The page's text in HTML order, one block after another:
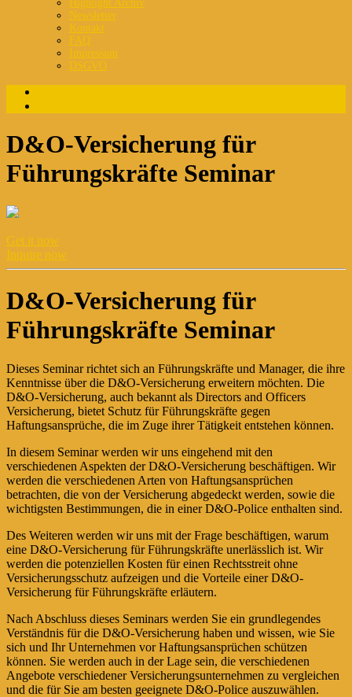
Highlight Archiv
Newsletter
Kontakt
FAQ
Impressum
DSGVO
D&O-Versicherung für
Führungskräfte Seminar
Get it now
Inquire now
D&O-Versicherung für
Führungskräfte Seminar
Dieses Seminar richtet sich an Führungskräfte und Manager, die ihre
Kenntnisse über die D&O-Versicherung erweitern möchten. Die
D&O-Versicherung, auch bekannt als Directors and Officers
Versicherung, bietet Schutz für Führungskräfte gegen
Haftungsansprüche, die im Zuge ihrer Tätigkeit entstehen können.
In diesem Seminar werden wir uns eingehend mit den
verschiedenen Aspekten der D&O-Versicherung beschäftigen. Wir
werden die verschiedenen Arten von Haftungsansprüchen
betrachten, die von der Versicherung abgedeckt werden, sowie die
wichtigsten Bestimmungen, die in einer D&O-Police enthalten sind.
Des Weiteren werden wir uns mit der Frage beschäftigen, warum
eine D&O-Versicherung für Führungskräfte unerlässlich ist. Wir
werden die potenziellen Kosten für einen Rechtsstreit ohne
Versicherungsschutz aufzeigen und die Vorteile einer D&O-
Versicherung für Führungskräfte erläutern.
Nach Abschluss dieses Seminars werden Sie ein grundlegendes
Verständnis für die D&O-Versicherung haben und wissen, wie Sie
sich und Ihr Unternehmen vor Haftungsansprüchen schützen
können. Sie werden auch in der Lage sein, die verschiedenen
Angebote verschiedener Versicherungsunternehmen zu vergleichen
und die für Sie am besten geeignete D&O-Police auszuwählen.